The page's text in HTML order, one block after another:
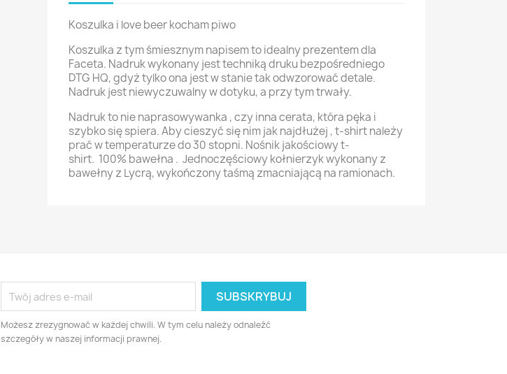
Koszulka i love beer kocham piwo
Koszulka z tym śmiesznym napisem to idealny prezentem dla
Faceta. Nadruk wykonany jest techniką druku bezpośredniego
DTG HQ, gdyż tylko ona jest w stanie tak odwzorować detale.
Nadruk jest niewyczuwalny w dotyku, a przy tym trwały.
Nadruk to nie naprasowywanka , czy inna cerata, która pęka i
szybko się spiera. Aby cieszyć się nim jak najdłużej , t-shirt należy
prać w temperaturze do 30 stopni. Nośnik jakościowy t-
shirt. 100% bawełna . Jednoczęściowy kołnierzyk wykonany z
bawełny z Lycrą, wykończony taśmą zmacniającą na ramionach.
Możesz zrezygnować w każdej chwili. W tym celu należy odnaleźć
szczegóły w naszej informacji prawnej.